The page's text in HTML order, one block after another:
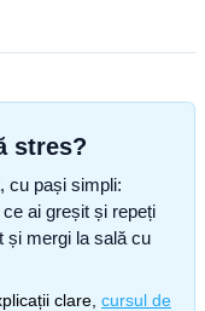
stres?
cu pași simpli:
ai greșit și repeți
și mergi la sală cu
clare, cursul de